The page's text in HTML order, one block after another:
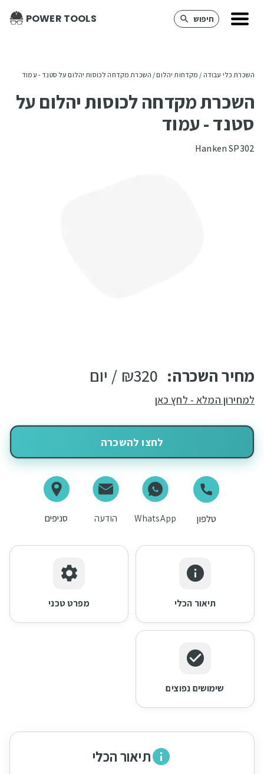
חיפוש POWER TOOLS
השכרת כלי עבודה / מקדחות יהלום / השכרת מקדחה לכוסות יהלום על סטנד - עמוד
השכרת מקדחה לכוסות יהלום על
סטנד - עמוד
Hanken SP302
מחיר השכרה: ₪320 / יום
למחירון המלא - לחץ כאן
לחצו להשכרה
טלפון WhatsApp הודעה סניפים
תיאור הכלי מפרט טכני
שימושים נפוצים
תיאור הכלי